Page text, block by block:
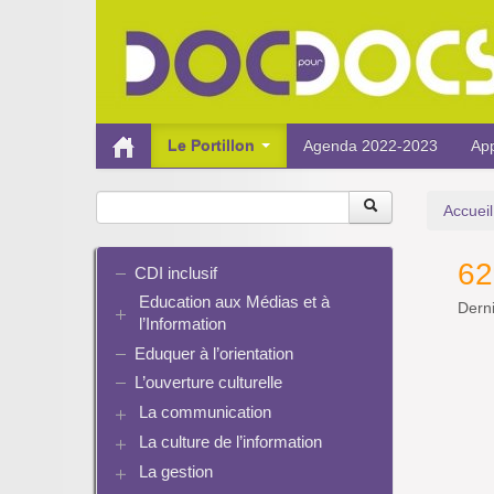
Le Portillon Agenda 2022-2023
Accueil
CDI inclusif
Education aux Médias et à
l’Information
EMI et translittératie
La culture de la participation
Identité / Présence numérique /
Traces
Eduquer à l’orientation
L’ouverture culturelle
La communication
Plaquettes de communication
Présence numérique du CDI
La culture de l’information
Ressources pour penser une
La gestion